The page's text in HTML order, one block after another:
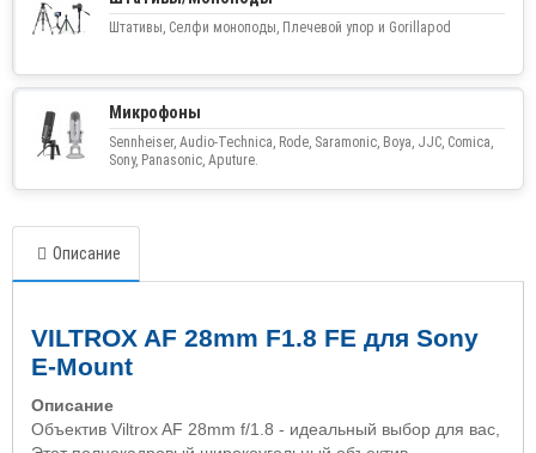
Штативы, Селфи моноподы, Плечевой упор и Gorillapod
Микрофоны
Sennheiser, Audio-Technica, Rode, Saramonic, Boya, JJC, Comica,
Sony, Panasonic, Aputure.
Описание
VILTROX AF 28mm F1.8 FE для Sony
E-Mount
Описание
Объектив Viltrox AF 28mm f/1.8 - идеальный выбор для вас,